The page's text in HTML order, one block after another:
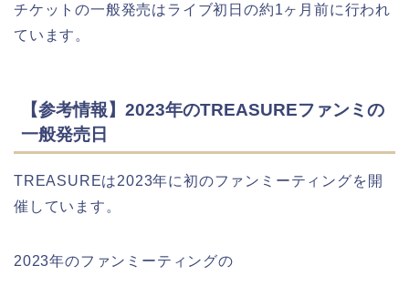
チケットの一般発売はライブ初日の約1ヶ月前に行われ
ています。
【参考情報】2023年のTREASUREファンミの
一般発売日
TREASUREは2023年に初のファンミーティングを開
催しています。
2023年のファンミーティングの